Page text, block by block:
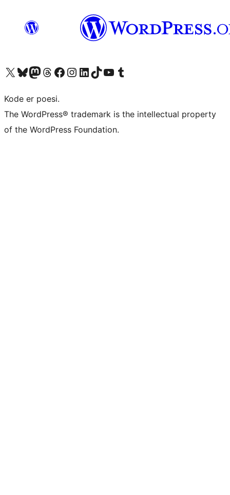
Besøg vores X (tidligere Twitter) konto
Besøg vores Bluesky-konto
Besøg vores Mastodon konto
Besøg vores Threads-konto
Besøg vores Facebook sideBesøg vores Instagram konto
Besøg vores LinkedIn konto
Besøg vores TikTok-konto
Besøg vores YouTube-kanalBesøg vores Tumblr-konto
Kode er poesi.
The WordPress® trademark is the intellectual property
of the WordPress Foundation.